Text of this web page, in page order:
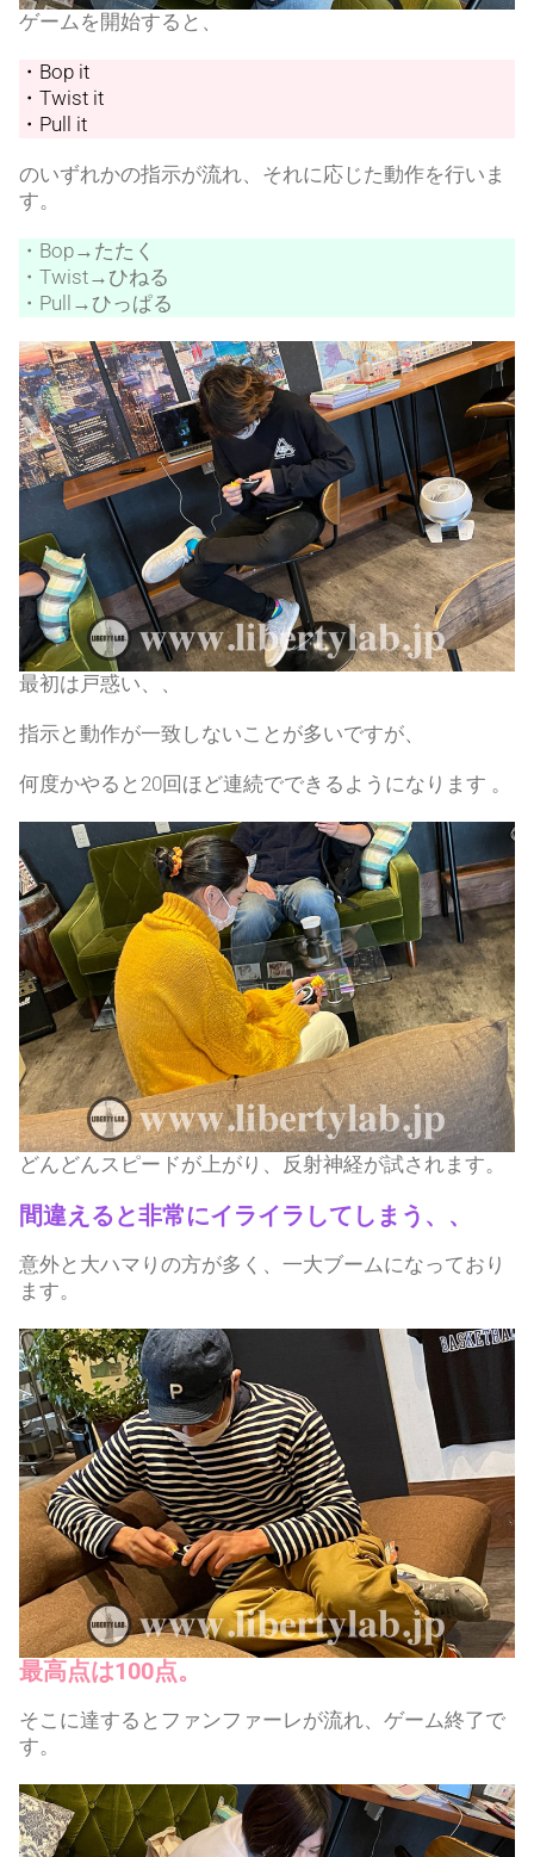
ゲームを開始すると、
・Bop it
・Twist it
・Pull it
のいずれかの指示が流れ、それに応じた動作を行いま
す。
・Bop→たたく
・Twist→ひねる
・Pull→ひっぱる
最初は戸惑い、、
指示と動作が一致しないことが多いですが、
何度かやると20回ほど連続でできるようになります 。
どんどんスピードが上がり、反射神経が試されます。
間違えると非常にイライラしてしまう、、
意外と大ハマりの方が多く、一大ブームになっており
ます。
最高点は100点。
そこに達するとファンファーレが流れ、ゲーム終了で
す。